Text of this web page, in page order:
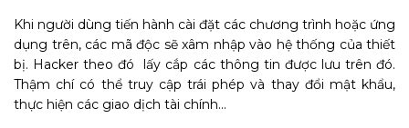
Khi người dùng tiến hành cài đặt các chương trình hoặc ứng
dụng trên, các mã độc sẽ xâm nhập vào hệ thống của thiết
bị. Hacker theo đó lấy cắp các thông tin được lưu trên đó.
Thậm chí có thể truy cập trái phép và thay đổi mật khẩu,
thực hiện các giao dịch tài chính…